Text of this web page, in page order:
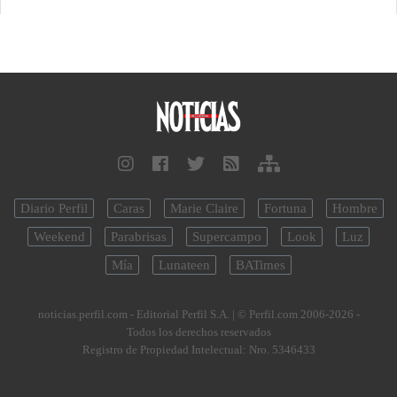
Diario Perfil Caras Marie Claire Fortuna
Hombre
Weekend
Parabrisas Supercampo Look
Luz
Mía
Lunateen BATimes
noticias.perfil.com - Editorial Perfil S.A. | © Perfil.com 2006-2026 -
Todos los derechos reservados
Registro de Propiedad Intelectual: Nro. 5346433